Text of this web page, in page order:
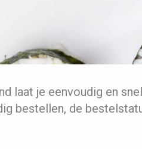
laat je eenvoudig en
bestellen, de